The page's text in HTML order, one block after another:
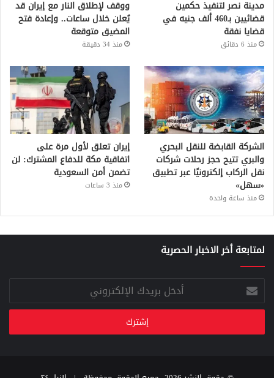
مدينة نصر لتنفيذ حكمين
قضائيين بـ460 ألف جنيه في
قضايا نفقة
منذ 6 دقائق
ووقف لإطلاق النار مع إيران قد
يُعلن خلال ساعات.. وإعادة فتح
المضيق متوقعة
منذ 34 دقيقة
الشركة القابضة للنقل البحري
والبري تتيح حجز رحلات شركات
نقل الركاب إلكترونيًا عبر تطبيق
«سهل»
منذ ساعة واحدة
إيران تعلق لأول مرة على
اتفاقية مكة للدفاع المشترك: لن
تضمن أمن السعودية
منذ 3 ساعات
لمتابعة أخر الاخبار الحصرية
أدخل
بريدك
الإلكتروني